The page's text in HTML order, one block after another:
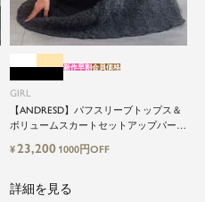
GIRL
【ANDRESD】パフスリーブトップス＆
ボリュームスカートセットアップパーテ
新作早割会員価格
¥23,200 1000円OFF
詳細を見る